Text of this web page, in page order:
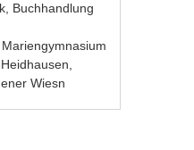
Buchhandlung
Mariengymnasium
Wiesn